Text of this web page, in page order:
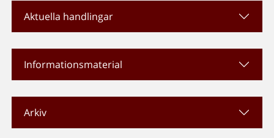
Aktuella handlingar
Informationsmaterial
Arkiv